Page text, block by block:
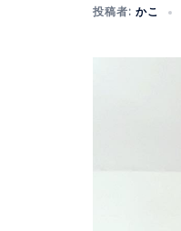
投稿者: かこ